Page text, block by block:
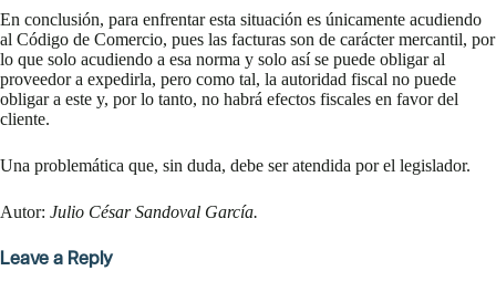
En conclusión, para enfrentar esta situación es únicamente acudiendo
al Código de Comercio, pues las facturas son de carácter mercantil, por
lo que solo acudiendo a esa norma y solo así se puede obligar al
proveedor a expedirla, pero como tal, la autoridad fiscal no puede
obligar a este y, por lo tanto, no habrá efectos fiscales en favor del
cliente.
Una problemática que, sin duda, debe ser atendida por el legislador.
Autor: Julio César Sandoval García.
Leave a Reply